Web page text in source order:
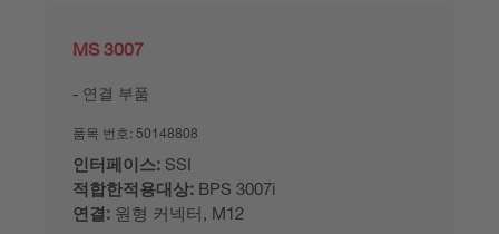
MS 3007
연결 부품
품목 번호: 50148808
인터페이스: SSI
적합한적용대상: BPS 3007i
연결: 원형 커넥터, M12